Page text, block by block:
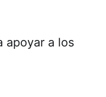
apoyar a los